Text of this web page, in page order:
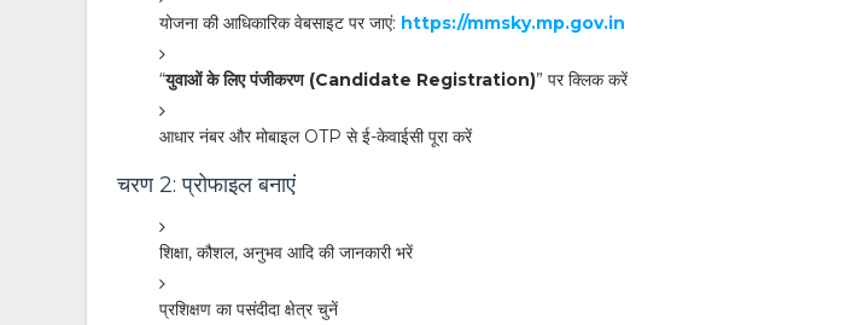
योजना की आधिकारिक वेबसाइट पर जाएं: https://mmsky.mp.gov.in
“युवाओं के लिए पंजीकरण (Candidate Registration)” पर क्लिक करें
आधार नंबर और मोबाइल OTP से ई-केवाईसी पूरा करें
चरण 2: प्रोफाइल बनाएं
शिक्षा, कौशल, अनुभव आदि की जानकारी भरें
प्रशिक्षण का पसंदीदा क्षेत्र चुनें